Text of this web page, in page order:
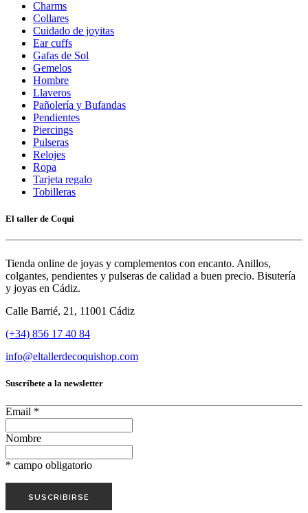
Charms
Collares
Cuidado de joyitas
Ear cuffs
Gafas de Sol
Gemelos
Hombre
Llaveros
Pañolería y Bufandas
Pendientes
Piercings
Pulseras
Relojes
Ropa
Tarjeta regalo
Tobilleras
El taller de Coqui
Tienda online de joyas y complementos con encanto. Anillos,
colgantes, pendientes y pulseras de calidad a buen precio. Bisutería
y joyas en Cádiz.
Calle Barrié, 21, 11001 Cádiz
(+34) 856 17 40 84
info@eltallerdecoquishop.com
Suscríbete a la newsletter
Email *
Nombre
* campo obligatorio